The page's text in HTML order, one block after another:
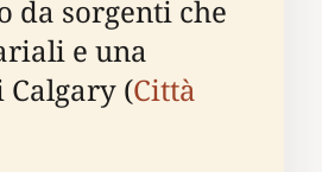
da sorgenti che
e una
(Città